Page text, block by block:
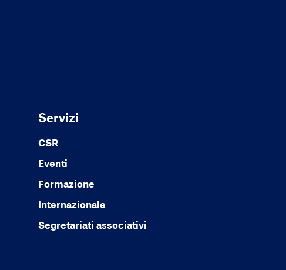
Servizi
CSR
Eventi
Formazione
Internazionale
Segretariati associativi